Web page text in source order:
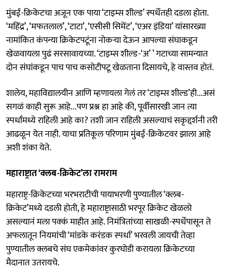
मुंबई-क्रिकेटचा अजून एक पाया ‘टाइम्स शील्ड’ स्पर्धेतही दडला होता.
‘महिंद्र’, ‘मफतलाल’, ‘टाटा’, ‘एसीसी सिमेंट’, ‘एअर इंडिया’ यांसारख्या
नामांकित कंपन्या क्रिकेटपटूंना नोकऱ्या देऊन आपल्या संघाकडून
खेळवायला पुढं सरसावायच्या. ‘टाइम्स शील्ड-‘अ’ ’ गटाच्या सामन्यात
दोन संघांकडून पाच पाच कसोटीपटू खेळताना दिसायचे, हे वास्तव होतं.
शालेय, महाविद्यालयीन आणि म्हणायला गेलं तर ‘टाइम्स शील्ड’ही...असं
सगळं काही सुरू आहे...पण प्रश्न हा आहे की, पूर्वीसारखी जान त्या
स्पर्धांमध्ये राहिली आहे का? तशी जान राहिली असल्याचं सकृद्दर्शनी तरी
आढळून येत नाही. याचा प्रतिकूल परिणाम मुंबई-क्रिकेटवर झाला आहे
अशी शंका येते.
महाराष्ट्रात ‘क्लब-क्रिकेट’ला रामराम
महाराष्ट्र-क्रिकेटच्या भरभराटीची पायाभरणी पुण्यातील ‘क्लब-
क्रिकेट’मध्ये दडली होती, हे महाराष्ट्रासाठी भरपूर क्रिकेट खेळलो
असल्यानं मला पक्कं माहीत आहे. निमंत्रितांच्या साखळी-स्पर्धेपासून ते
अफलातून नियमांची ‘मांडके करंडक स्पर्धा’ भरवली जायची तेव्हा
पुण्यातील क्लबचे संघ एकमेकांवर कुरघोडी करायला क्रिकेटच्या
मैदानात उतरायचे.